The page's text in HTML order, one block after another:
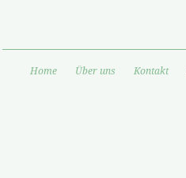
Home Über uns Kontakt